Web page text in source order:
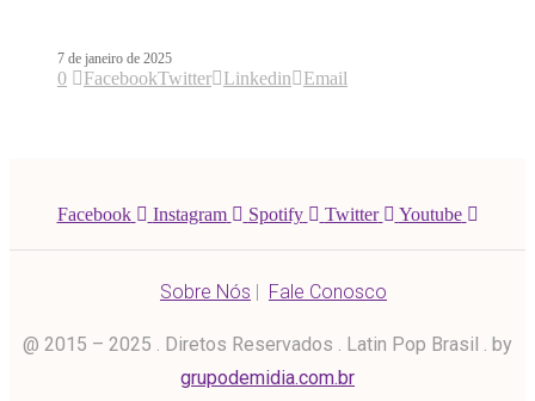
7 de janeiro de 2025
0 FacebookTwitter Linkedin Email
Facebook Instagram Spotify Twitter Youtube
Sobre Nós | Fale Conosco
@ 2015 – 2025 . Diretos Reservados . Latin Pop Brasil . by
grupodemidia.com.br